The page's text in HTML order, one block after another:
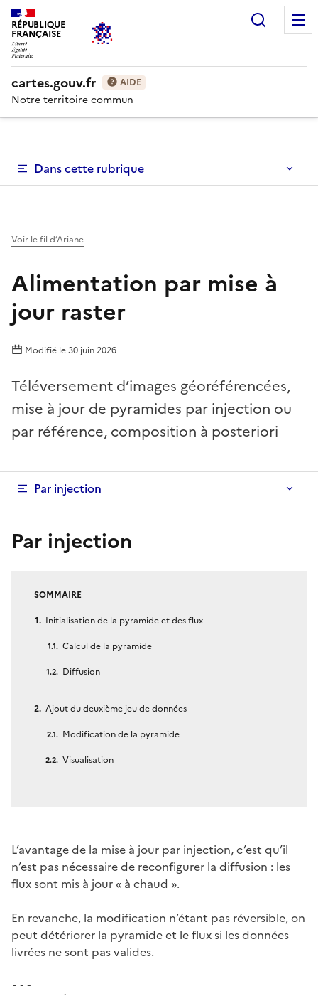
RÉPUBLIQUE
FRANÇAISE
cartes.gouv.fr AIDE
Notre territoire commun
Dans cette rubrique
Voir le fil d’Ariane
Alimentation par mise à
jour raster
Modifié le30 juin 2026
Téléversement d’images géoréférencées,
mise à jour de pyramides par injection ou
par référence, composition à posteriori
Par injection
Par injection
SOMMAIRE
Initialisation de la pyramide et des flux
Calcul de la pyramide
Diffusion
Ajout du deuxième jeu de données
Modification de la pyramide
Visualisation
L’avantage de la mise à jour par injection, c’est qu’il
n’est pas nécessaire de reconfigurer la diffusion : les
flux sont mis à jour « à chaud ».
En revanche, la modification n’étant pas réversible, on
peut détériorer la pyramide et le flux si les données
livrées ne sont pas valides.
---